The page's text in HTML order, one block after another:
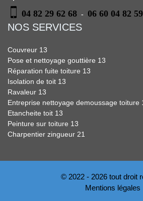
04 82 29 62 68 - 06 60 04 82 59
NOS SERVICES
Couvreur 13
Pose et nettoyage gouttière 13
Réparation fuite toiture 13
Isolation de toit 13
Ravaleur 13
Entreprise nettoyage demoussage toiture
Etancheite toit 13
Peinture sur toiture 13
Charpentier zingueur 21
© 2022 - 2026 tout droit
Mentions légales